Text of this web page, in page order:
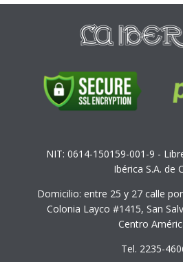
NIT: 0614-150159-001-9 -
Ibérica S.A. de
Domicilio: entre 25 y 27 calle
Colonia Layco #1415, San
Centro
Tel. 2235-